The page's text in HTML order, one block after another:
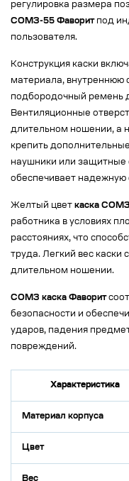
регулировка размера
СОМЗ-55 Фаворитпод
пользователя.
Конструкция каски
материала, внутреннюю
подбородочный ремень
Вентиляционные
длительном ношении, а
крепить
наушники или защитные
обеспечивает надежную
Желтый цвет каска
работника в условиях
расстояниях, что
труда. Легкий вес каски
длительном ношении.
СОМЗ каска Фаворит
безопасности и
ударов, падения
повреждений.
Характеристика
Материал корпуса
Цвет
Вес